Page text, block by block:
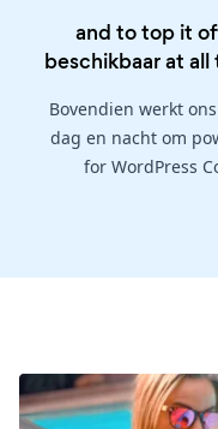
and to top it
beschikbaar at all
Bovendien werkt
dag en nacht om
for WordPress